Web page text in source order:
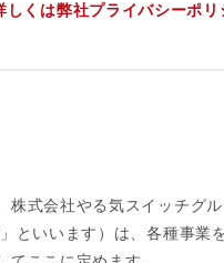
くは弊社プライバシーポリ